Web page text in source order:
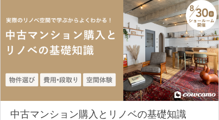
中古マンション購入とリノベの基礎知識